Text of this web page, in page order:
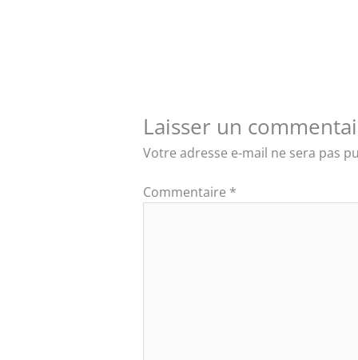
Laisser un
Votre adresse e-mail ne sera pas
Commentaire *